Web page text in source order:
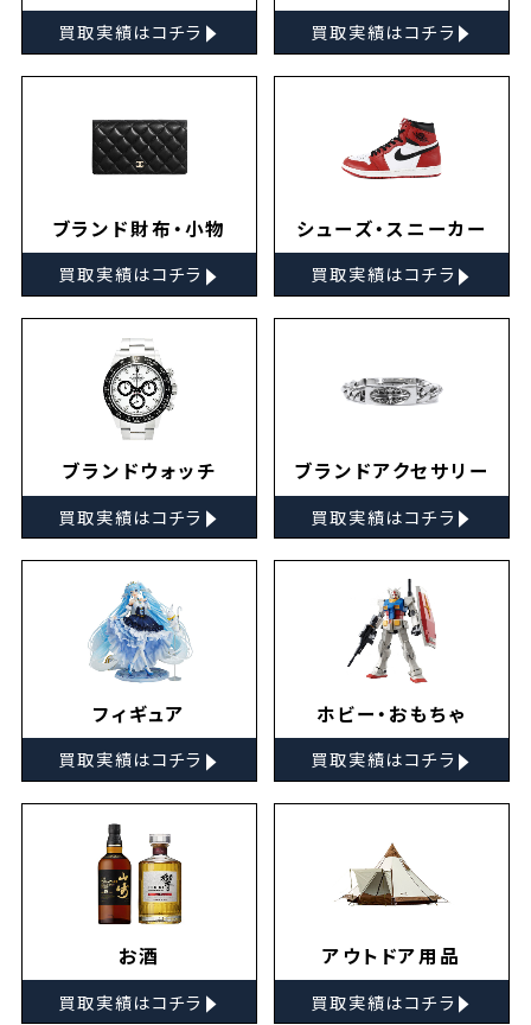
買取実績はコチラ ▸ 買取実績はコチラ ▸
ブランド財布・小物
買取実績はコチラ ▸
シューズ・スニーカー
買取実績はコチラ ▸
ブランドウォッチ
買取実績はコチラ ▸
ブランドアクセサリー
買取実績はコチラ ▸
フィギュア
買取実績はコチラ ▸
ホビー・おもちゃ
買取実績はコチラ ▸
お酒
買取実績はコチラ ▸
アウトドア用品
買取実績はコチラ ▸